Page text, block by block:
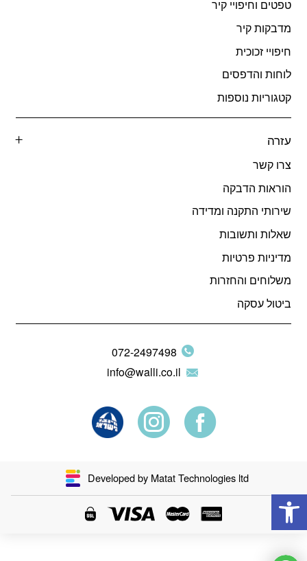
טפטים וחיפויי קיר
מדבקות קיר
חיפויי זכוכית
לוחות והדפסים
קטגוריות נוספות
עזרה
צרו קשר
הוראות הדבקה
שירותי התקנה ומדידה
שאלות ותשובות
מדיניות פרטיות
משלוחים והחזרות
ביטול עסקה
072-2497498
info@walli.co.il
Developed by Matat Technologies ltd
פתח סרגל נגישות